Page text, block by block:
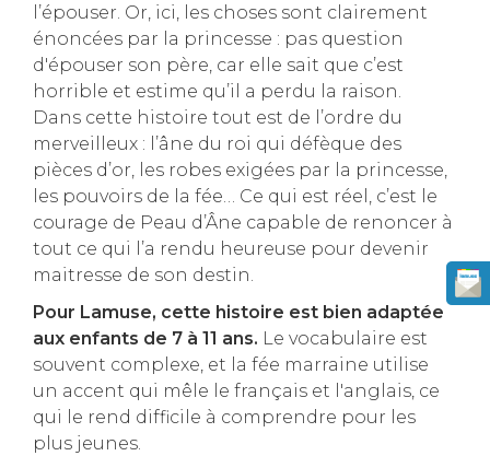
l’épouser. Or, ici, les choses sont clairement
énoncées par la princesse : pas question
d'épouser son père, car elle sait que c’est
horrible et estime qu’il a perdu la raison.
Dans cette histoire tout est de l’ordre du
merveilleux : l’âne du roi qui défèque des
pièces d’or, les robes exigées par la princesse,
les pouvoirs de la fée… Ce qui est réel, c’est le
courage de Peau d’Âne capable de renoncer à
tout ce qui l’a rendu heureuse pour devenir
maitresse de son destin.
Pour Lamuse, cette histoire est bien adaptée
aux enfants de 7 à 11 ans. Le vocabulaire est
souvent complexe, et la fée marraine utilise
un accent qui mêle le français et l'anglais, ce
qui le rend difficile à comprendre pour les
plus jeunes.